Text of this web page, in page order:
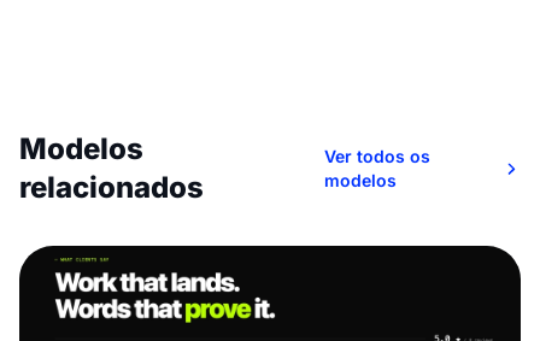
Modelos
relacionados
Ver todos os
modelos